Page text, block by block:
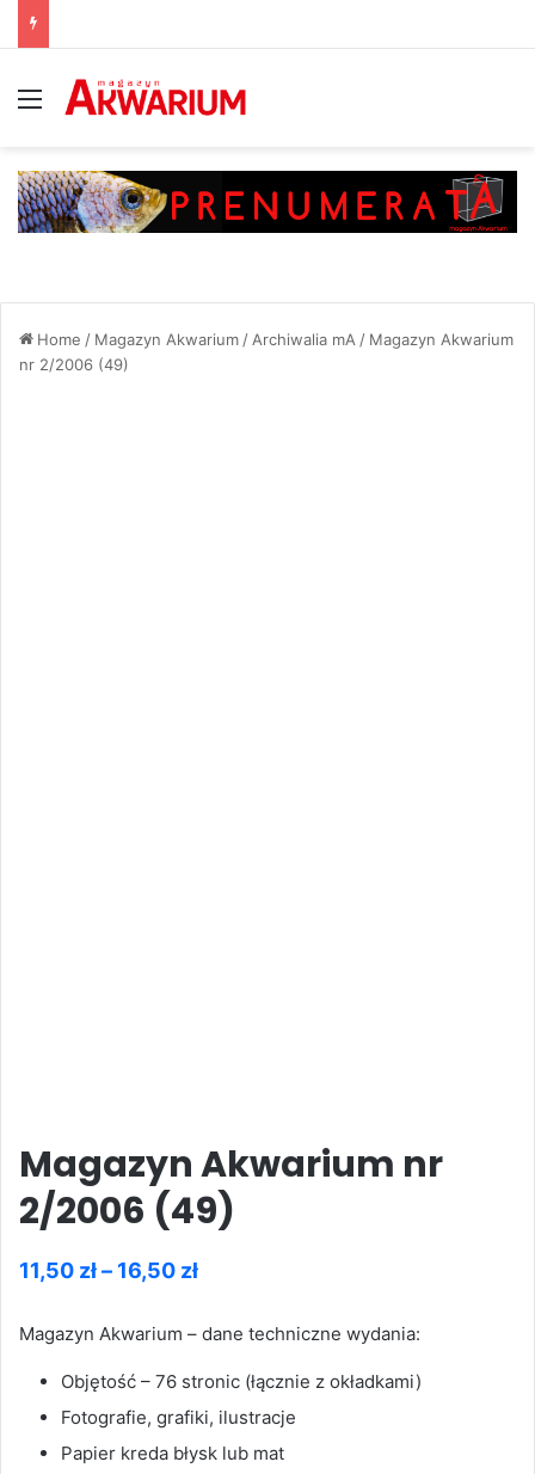
Menu
Home / Magazyn Akwarium/Archiwalia mA/ Magazyn Akwarium
nr 2/2006 (49)
Magazyn Akwarium nr
2/2006 (49)
11,50 zł– 16,50 złZakres
od
11,50 zł
do
16,50 zł
Magazyn Akwarium – dane techniczne wydania:
Objętość – 76 stronic (łącznie z okładkami)
Fotografie, grafiki, ilustracje
Papier kreda błysk lub mat